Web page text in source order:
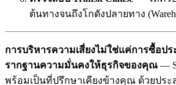
ต้นทางจนถึงโกดังปลายทาง
การบริหารความเสี่ยงไม่ใช่แค่การซื้อป
รากฐานความมั่นคงให้ธุรกิจของคุณ —
พร้อมเป็นที่ปรึกษาเคียงข้างคุณ ด้วยปร